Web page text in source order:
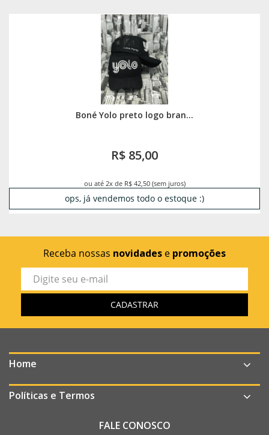
Boné Yolo preto logo bran...
R$ 85,00
ou até 2x de R$ 42,50 (sem juros)
ops, já vendemos todo o estoque :)
Receba nossas novidades e promoções
Home
Políticas e Termos
FALE CONOSCO